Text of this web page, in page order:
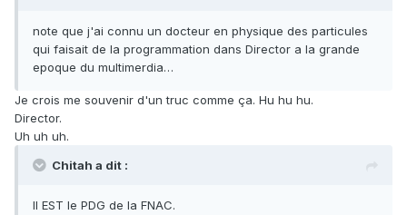
note que j'ai connu un docteur en physique des particules
qui faisait de la programmation dans Director a la grande
epoque du multimerdia…
Je crois me souvenir d'un truc comme ça. Hu hu hu.
Director.
Uh uh uh.
Chitah a dit :
Il EST le PDG de la FNAC.